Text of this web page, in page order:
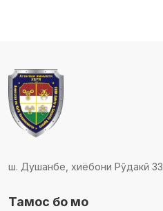
ш. Душанбе, хиёбони Рӯдакӣ 33
Тамос бо мо